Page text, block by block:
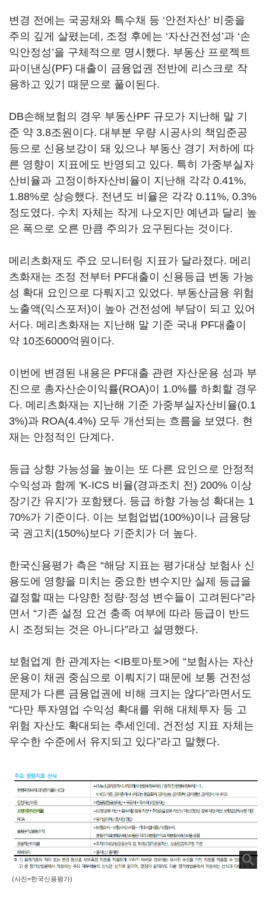
변경 전에는 국공채와 특수채 등 ‘안전자산’ 비중을
주의 깊게 살폈는데, 조정 후에는 ‘자산건전성’과 ‘손
익안정성’을 구체적으로 명시했다. 부동산 프로젝트
파이낸싱(PF) 대출이 금융업권 전반에 리스크로 작
용하고 있기 때문으로 풀이된다.
DB손해보험의 경우 부동산PF 규모가 지난해 말 기
준 약 3.8조원이다. 대부분 우량 시공사의 책임준공
등으로 신용보강이 돼 있으나 부동산 경기 저하에 따
른 영향이 지표에도 반영되고 있다. 특히 가중부실자
산비율과 고정이하자산비율이 지난해 각각 0.41%,
1.88%로 상승했다. 전년도 비율은 각각 0.11%, 0.3%
정도였다. 수치 자체는 작게 나오지만 예년과 달리 높
은 폭으로 오른 만큼 주의가 요구된다는 것이다.
메리츠화재도 주요 모니터링 지표가 달라졌다. 메리
츠화재는 조정 전부터 PF대출이 신용등급 변동 가능
성 확대 요인으로 다뤄지고 있었다. 부동산금융 위험
노출액(익스포저)이 높아 건전성에 부담이 되고 있어
서다. 메리츠화재는 지난해 말 기준 국내 PF대출이
약 10조6000억원이다.
이번에 변경된 내용은 PF대출 관련 자산운용 성과 부
진으로 총자산순이익률(ROA)이 1.0%를 하회할 경우
다. 메리츠화재는 지난해 기준 가중부실자산비율(0.1
3%)과 ROA(4.4%) 모두 개선되는 흐름을 보였다. 현
재는 안정적인 단계다.
등급 상향 가능성을 높이는 또 다른 요인으로 안정적
수익성과 함께 'K-ICS 비율(경과조치 전) 200% 이상
장기간 유지'가 포함됐다. 등급 하향 가능성 확대는 1
70%가 기준이다. 이는 보험업법(100%)이나 금융당
국 권고치(150%)보다 기준치가 더 높다.
한국신용평가 측은 “해당 지표는 평가대상 보험사 신
용도에 영향을 미치는 중요한 변수지만 실제 등급을
결정할 때는 다양한 정량·정성 변수들이 고려된다”라
면서 “기존 설정 요건 충족 여부에 따라 등급이 반드
시 조정되는 것은 아니다”라고 설명했다.
보험업계 한 관계자는 <IB토마토>에 “보험사는 자산
운용이 채권 중심으로 이뤄지기 때문에 보통 건전성
문제가 다른 금융업권에 비해 크지는 않다”라면서도
“다만 투자영업 수익성 확대를 위해 대체투자 등 고
위험 자산도 확대되는 추세인데, 건전성 지표 자체는
우수한 수준에서 유지되고 있다”라고 말했다.
(사진=한국신용평가)